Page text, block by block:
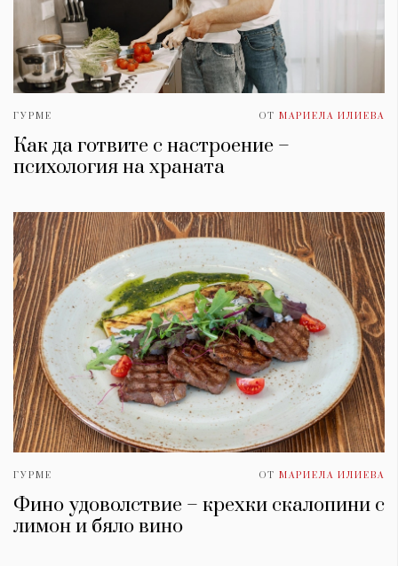
ГУРМЕ ОТ МАРИЕЛА ИЛИЕВА
Как да готвите с настроение –
психология на храната
ГУРМЕ ОТ МАРИЕЛА ИЛИЕВА
Фино удоволствие – крехки скалопини с
лимон и бяло вино